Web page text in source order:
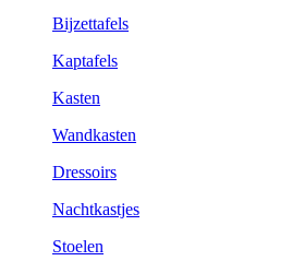
Bijzettafels
Kaptafels
Kasten
Wandkasten
Dressoirs
Nachtkastjes
Stoelen